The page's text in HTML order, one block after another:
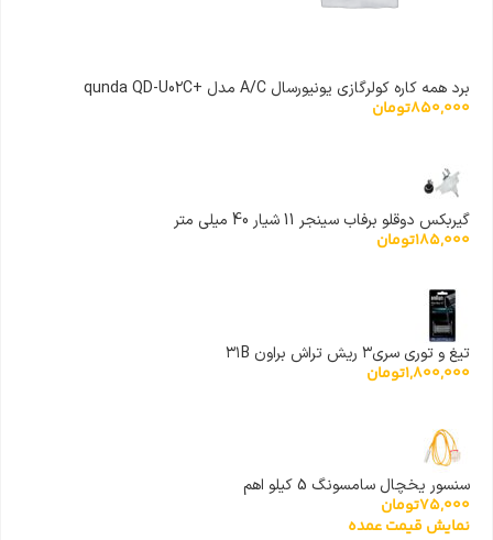
برد همه کاره کولرگازی یونیورسال A/C مدل +qunda QD-U0۲C
850,000تومان
گیربکس دوقلو برفاب سینجر 11 شیار 40 میلی متر
185,000تومان
تیغ و توری سری۳ ریش تراش براون ۳۱B
1,800,000تومان
سنسور یخچال سامسونگ 5 کیلو اهم
75,000تومان
نمایش قیمت عمده